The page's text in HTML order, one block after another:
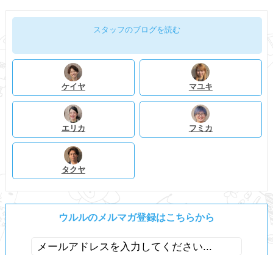
スタッフのブログを読む
ケイヤ マユキ
エリカ フミカ
タクヤ
ウルルのメルマガ登録はこちらから